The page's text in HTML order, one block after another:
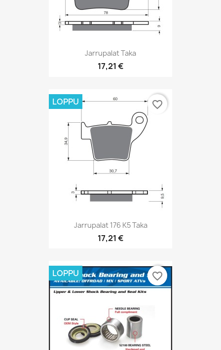
Jarrupalat Taka
17,21 €
Jarrupalat 176 K5 Taka
17,21 €
LOPPU favorite_border
LOPPU favorite_border